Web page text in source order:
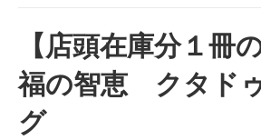
【店頭在庫分１冊
福の智恵 クタド
グ